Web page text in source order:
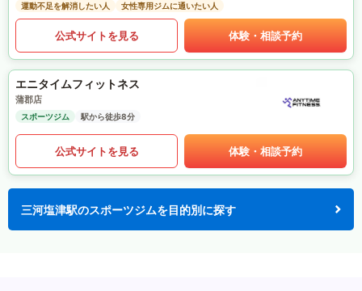
運動不足を解消したい人
女性専用ジムに通いたい人
公式サイトを見る 体験・相談予約
エニタイムフィットネス
蒲郡店
スポーツジム 駅から徒歩8分
公式サイトを見る 体験・相談予約
三河塩津駅のスポーツジムを目的別に探す